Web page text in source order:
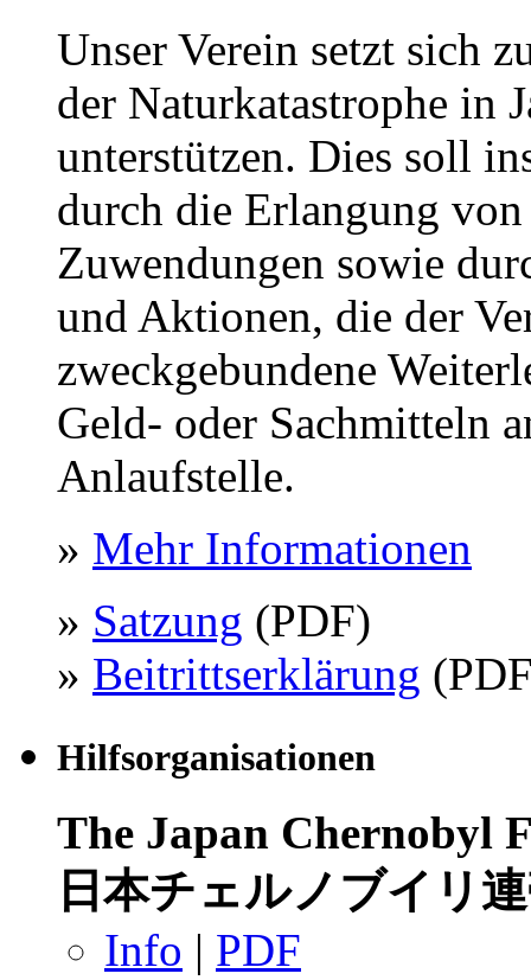
Unser Verein setzt sich
der Naturkatastrophe in
unterstützen. Dies soll
durch die Erlangung
Zuwendungen sowie
und Aktionen, die der
zweckgebundene
Geld- oder Sachmitteln
Anlaufstelle.
» Mehr Informationen
» Satzung (PDF)
» Beitrittserklärung
Hilfsorganisationen
The Japan Chernobyl
日本チェルノブイリ
Info | PDF